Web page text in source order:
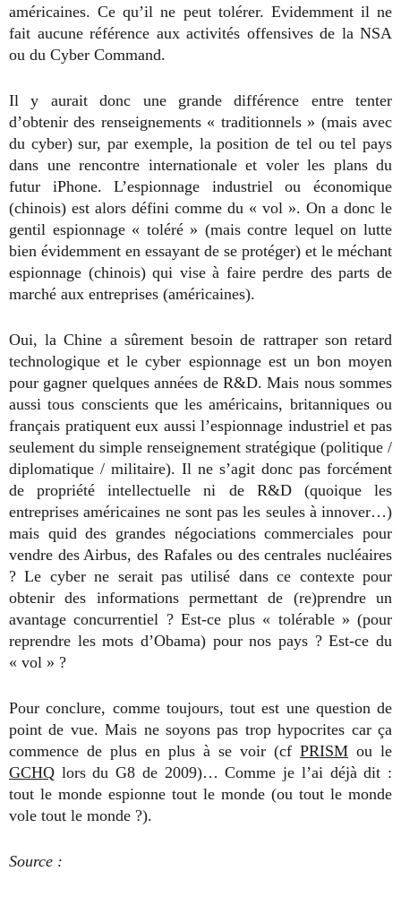
américaines. Ce qu’il ne peut tolérer. Evidemment il ne
fait aucune référence aux activités offensives de la NSA
ou du Cyber Command.
Il y aurait donc une grande différence entre tenter
d’obtenir des renseignements « traditionnels » (mais avec
du cyber) sur, par exemple, la position de tel ou tel pays
dans une rencontre internationale et voler les plans du
futur iPhone. L’espionnage industriel ou économique
(chinois) est alors défini comme du « vol ». On a donc le
gentil espionnage « toléré » (mais contre lequel on lutte
bien évidemment en essayant de se protéger) et le méchant
espionnage (chinois) qui vise à faire perdre des parts de
marché aux entreprises (américaines).
Oui, la Chine a sûrement besoin de rattraper son retard
technologique et le cyber espionnage est un bon moyen
pour gagner quelques années de R&D. Mais nous sommes
aussi tous conscients que les américains, britanniques ou
français pratiquent eux aussi l’espionnage industriel et pas
seulement du simple renseignement stratégique (politique /
diplomatique / militaire). Il ne s’agit donc pas forcément
de propriété intellectuelle ni de R&D (quoique les
entreprises américaines ne sont pas les seules à innover…)
mais quid des grandes négociations commerciales pour
vendre des Airbus, des Rafales ou des centrales nucléaires
? Le cyber ne serait pas utilisé dans ce contexte pour
obtenir des informations permettant de (re)prendre un
avantage concurrentiel ? Est-ce plus « tolérable » (pour
reprendre les mots d’Obama) pour nos pays ? Est-ce du
« vol » ?
Pour conclure, comme toujours, tout est une question de
point de vue. Mais ne soyons pas trop hypocrites car ça
commence de plus en plus à se voir (cf PRISM ou le
GCHQ lors du G8 de 2009)… Comme je l’ai déjà dit :
tout le monde espionne tout le monde (ou tout le monde
vole tout le monde ?).
Source :